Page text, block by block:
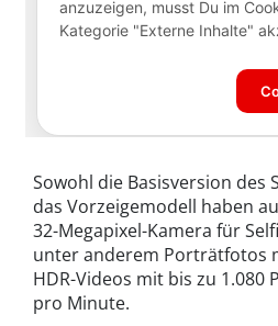
Sowohl die Basisversion des
das Vorzeigemodell haben
32-Megapixel-Kamera für
unter anderem Porträtfotos
HDR-Videos mit bis zu 1.080
pro Minute.